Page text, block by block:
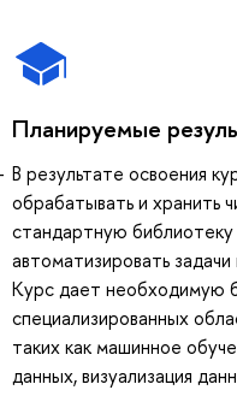
Планируемые
В результате освоения
обрабатывать и хранить
стандартную библиотеку
автоматизировать
Курс дает необходимую
специализированных
таких как машинное
данных, визуализация